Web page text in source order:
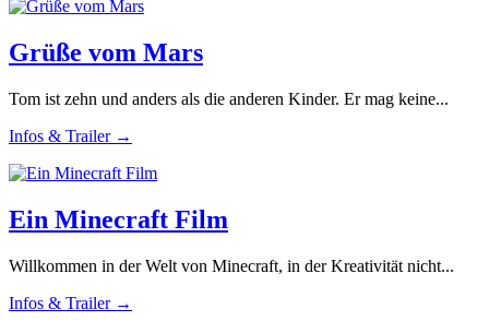
Grüße vom Mars
Tom ist zehn und anders als die anderen Kinder. Er mag keine...
Infos & Trailer →
Ein Minecraft Film
Willkommen in der Welt von Minecraft, in der Kreativität nicht...
Infos & Trailer →